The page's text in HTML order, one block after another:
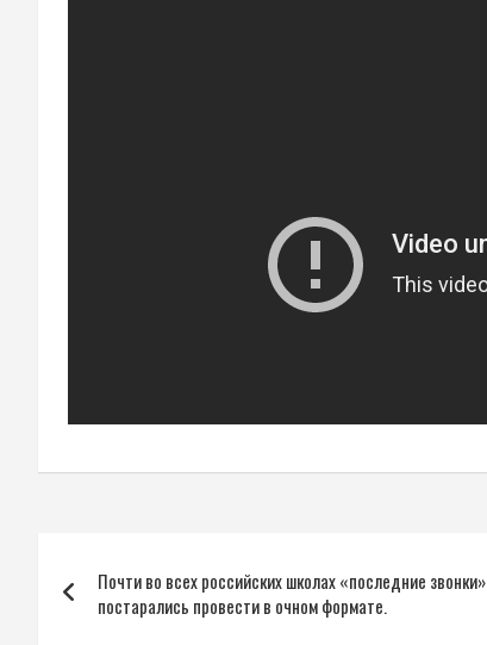
по
Почти во всех российских школах «последние звонки»
постарались провести в очном формате.